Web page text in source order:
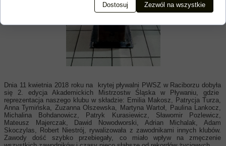
Dnia 11 kwietnia 2018 roku na krytej pływalni PWSZ w Raciborzu dobyła
się 2. edycja Akademickich Mistrzostw Śląska w Pływaniu, gdzie
reprezentacja naszego klubu w składzie: Emilia Makosz, Patrycja Turza,
Anna Tymińska, Zuzanna Olszewska, Martyna Wartoł, Paulina Lankocz,
Michalina Bohdanowicz, Patryk Kurasiewicz, Sławomir Pozlewicz,
Mateusz Majerczak, Dawid Nowodworski, Adrian Michalak, Adam
Skoczylas, Robert Niestrój, rywalizowała z zawodnikami innych klubów.
Zawody dość szybko przebiegały, co miało wpływ na zmęczenie
Dostosuj Zezwól na wszystkie